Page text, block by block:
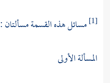
[1]
مسائل هذه القسمة مسألتان :
المسألة الأولى